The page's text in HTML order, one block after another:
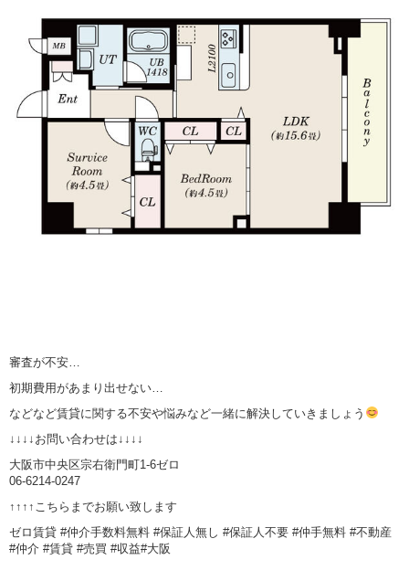
審査が不安…
初期費用があまり出せない…
などなど賃貸に関する不安や悩みなど一緒に解決していきましょう
↓↓↓↓お問い合わせは↓↓↓↓
大阪市中央区宗右衛門町1-6ゼロ
06-6214-0247
↑↑↑↑こちらまでお願い致します
ゼロ賃貸 #仲介手数料無料 #保証人無し #保証人不要 #仲手無料 #不動産
#仲介 #賃貸 #売買 #収益#大阪